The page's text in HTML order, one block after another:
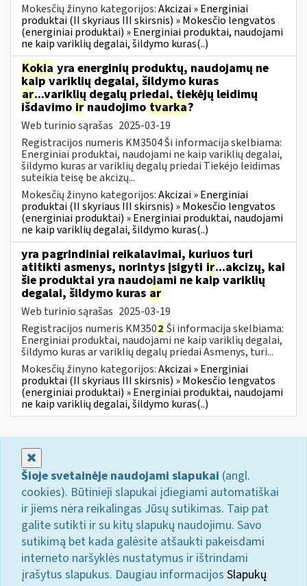
Mokesčių žinyno kategorijos:Akcizai » Energiniai
produktai (II skyriaus III skirsnis) » Mokesčio lengvatos
(energiniai produktai) » Energiniai produktai, naudojami
ne kaip variklių degalai, šildymo kuras(..)
Kokia yra energinių produktų, naudojamų ne
kaip variklių degalai, šildymo kuras
ar...variklių degalų priedai, tiekėjų leidimų
išdavimo ir naudojimo tvarka?
Web turinio sąrašas 2025-03-19
Registracijos numeris KM3504 Ši informacija skelbiama:
Energiniai produktai, naudojami ne kaip variklių degalai,
šildymo kuras ar variklių degalų priedai Tiekėjo leidimas
suteikia teisę be akcizų...
Mokesčių žinyno kategorijos:Akcizai » Energiniai
produktai (II skyriaus III skirsnis) » Mokesčio lengvatos
(energiniai produktai) » Energiniai produktai, naudojami
ne kaip variklių degalai, šildymo kuras(..)
yra pagrindiniai reikalavimai, kuriuos turi
atitikti asmenys, norintys įsigyti ir...akcizų, kai
šie produktai yra naudojami ne kaip variklių
degalai, šildymo kuras ar
Web turinio sąrašas 2025-03-19
Registracijos numeris KM3502 Ši informacija skelbiama:
Energiniai produktai, naudojami ne kaip variklių degalai,
šildymo kuras ar variklių degalų priedai Asmenys, turi...
Mokesčių žinyno kategorijos:Akcizai » Energiniai
produktai (II skyriaus III skirsnis) » Mokesčio lengvatos
(energiniai produktai) » Energiniai produktai, naudojami
ne kaip variklių degalai, šildymo kuras(..)
Šioje svetainėje naudojami slapukai (angl.
cookies). Būtinieji slapukai įdiegiami automatiškai
ir jiems nėra reikalingas Jūsų sutikimas. Taip pat
galite sutikti ir su kitų slapukų naudojimu. Savo
sutikimą bet kada galėsite atšaukti pakeisdami
interneto naršyklės nustatymus ir ištrindami
įrašytus slapukus. Daugiau informacijos Slapukų